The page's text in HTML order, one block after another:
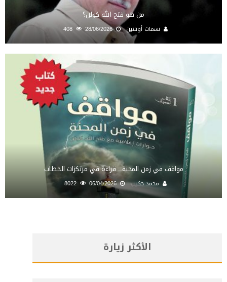
من هو فتح الله كولن؟
نسمات أونلاين 28/06/2026
408
مواقف في زمن المحنة.. قراءة في مرتكزات الخطاب
محمد جكيب 06/04/2026
8022
الأكثر زيارة